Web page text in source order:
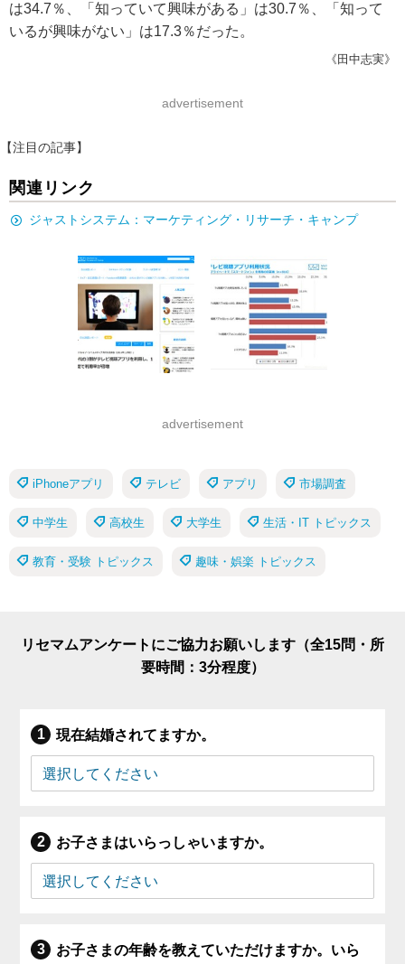
は34.7％、「知っていて興味がある」は30.7％、「知って
いるが興味がない」は17.3％だった。
《田中志実》
advertisement
【注目の記事】
関連リンク
ジャストシステム：マーケティング・リサーチ・キャンプ
advertisement
iPhoneアプリ テレビ アプリ 市場調査
中学生 高校生 大学生 生活・IT トピックス
教育・受験 トピックス 趣味・娯楽 トピックス
リセマムアンケートにご協力お願いします（全15問・所
要時間：3分程度）
現在結婚されてますか。
お子さまはいらっしゃいますか。
お子さまの年齢を教えていただけますか。いら